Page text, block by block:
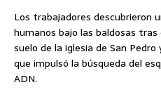
Los trabajadores descubrieron
humanos bajo las baldosas
suelo de la iglesia de San
que impulsó la búsqueda del
ADN.